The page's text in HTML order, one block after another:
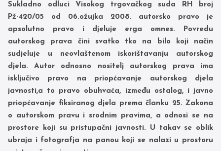
Sukladno odluci Visokog trgovačkog suda RH broj
Pž-420/05 od 06.ožujka 2008. autorsko pravo je
apsolutno pravo i djeluje erga omnes. Povredu
autorskog prava čini svatko tko na bilo koji način
sudjeluje u neovlaštenom iskorištavanju autorskog
djela.Autor odnosno nositelj autorskog prava ima
isključivo pravo na priopćavanje autorskog djela
javnosti,a to pravo obuhvaća, između ostalog, i javno
priopćavanje fiksiranog djela prema članku 25. Zakona
o autorskom pravu i srodnim pravima, a odnosi se na
prostore koji su pristupačni javnosti. U takav se oblik
ubraja i fotografja na panou koji se nalazi u prostoru